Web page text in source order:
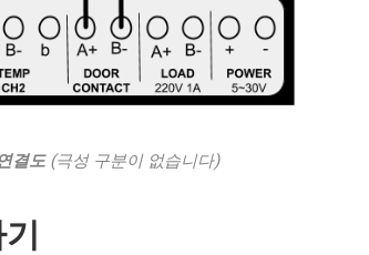
결도(극성 구분이 없습니다)